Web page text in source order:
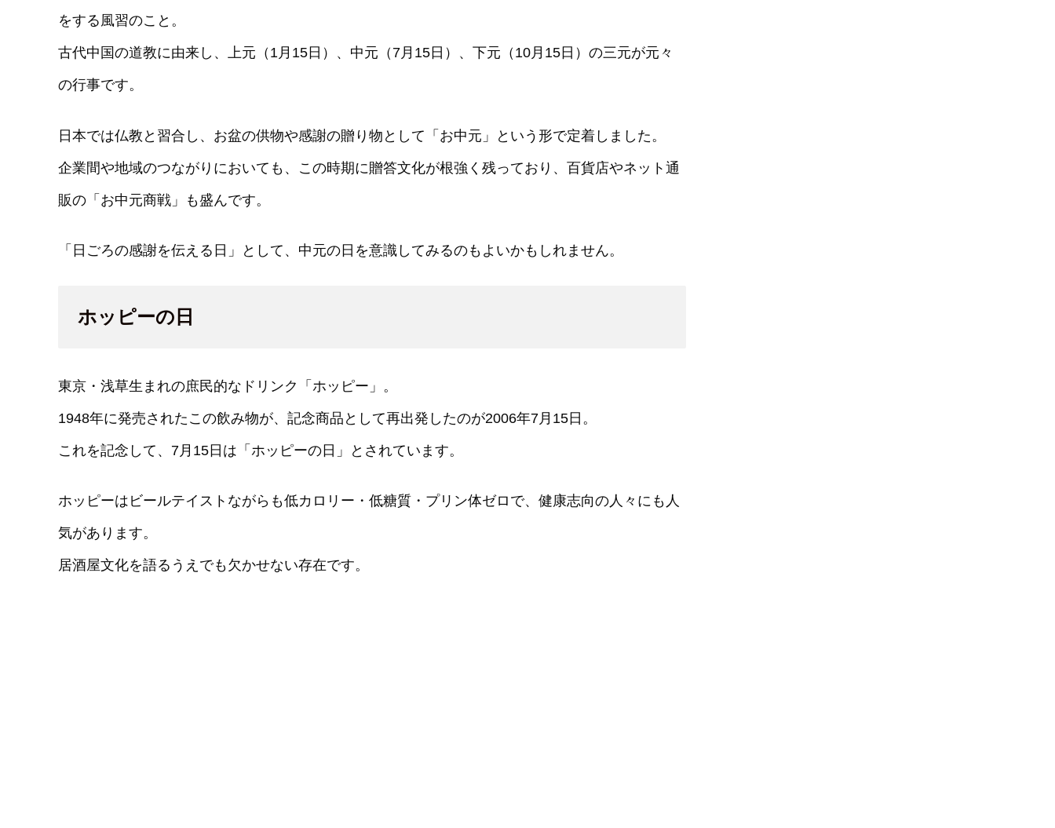
をする風習のこと。
古代中国の道教に由来し、上元（1月15日）、中元（7月15日）、下元（10月15日）の三元が元々
の行事です。
日本では仏教と習合し、お盆の供物や感謝の贈り物として「お中元」という形で定着しました。
企業間や地域のつながりにおいても、この時期に贈答文化が根強く残っており、百貨店やネット通
販の「お中元商戦」も盛んです。
「日ごろの感謝を伝える日」として、中元の日を意識してみるのもよいかもしれません。
ホッピーの日
東京・浅草生まれの庶民的なドリンク「ホッピー」。
1948年に発売されたこの飲み物が、記念商品として再出発したのが2006年7月15日。
これを記念して、7月15日は「ホッピーの日」とされています。
ホッピーはビールテイストながらも低カロリー・低糖質・プリン体ゼロで、健康志向の人々にも人
気があります。
居酒屋文化を語るうえでも欠かせない存在です。